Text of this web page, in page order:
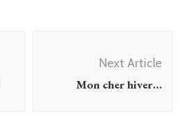
Next Article
Mon cher hiver…